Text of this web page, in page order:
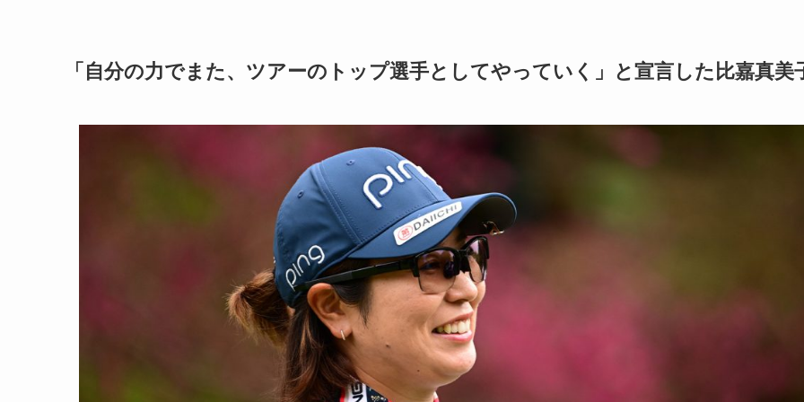
「自分の力でまた、ツアーのトップ選手としてやっていく」と宣言した比嘉真美